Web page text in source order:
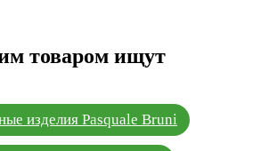
товаром ищут
изделия Pasquale Bruni